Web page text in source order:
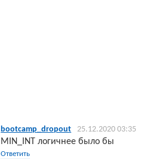
bootcamp_dropout 25.12.2020 03:35
MIN_INT логичнее было бы
Ответить